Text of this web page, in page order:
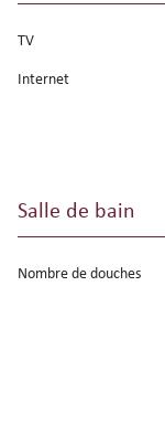
TV
Internet
Salle de bain
Nombre de douches